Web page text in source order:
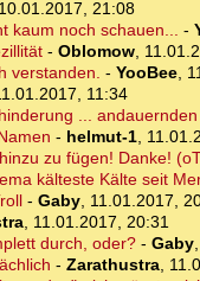
10.01.2017, 21:08
kaum noch schauen... -
- Oblomow,
verstanden. - YooBee,
11:34
...
- helmut-1,
zu fügen! Danke!
kälteste Kälte seit
- Gaby, 11.01.2017,
, 11.01.2017, 20:31
durch, oder?- Gaby,
- Zarathustra,